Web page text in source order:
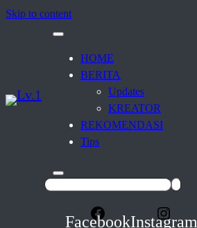
Skip to content
HOME
BERITA
Updates
KREATOR
REKOMENDASI
Tips
FacebookInstagram